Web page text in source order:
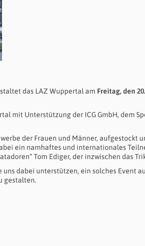
das LAZ Wuppertal am Freitag, den
mit Unterstützung der ICG GmbH, dem
der Frauen und Männer, aufgestockt
ein namhaftes und internationales
Tom Ediger, der inzwischen das
dabei unterstützen, ein solches Event
gestalten.